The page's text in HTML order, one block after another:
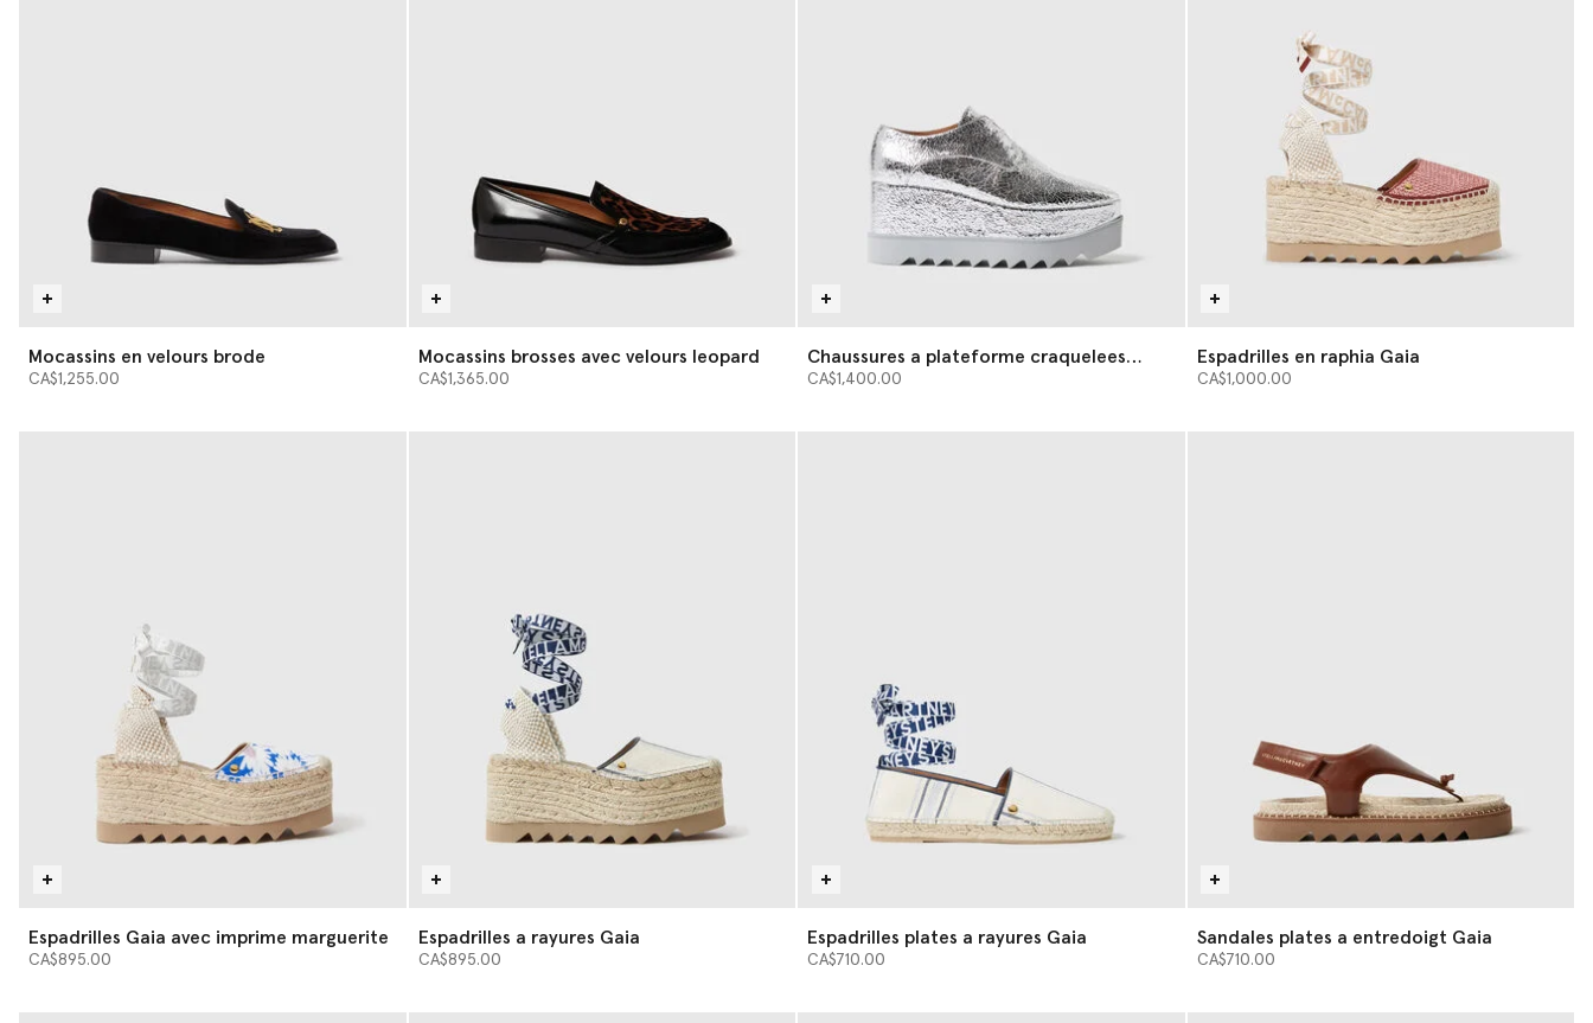
Mocassins en velours brode
CA$1,255.00
Mocassins brosses avec velours leopard
CA$1,365.00
Chaussures a plateforme craquelees
metallisees Elyse
CA$1,400.00
Espadrilles en raphia Gaia
CA$1,000.00
Espadrilles Gaia avec imprime marguerite
CA$895.00
Espadrilles a rayures Gaia
CA$895.00
Espadrilles plates a rayures Gaia
CA$710.00
Sandales plates a entredoigt Gaia
CA$710.00